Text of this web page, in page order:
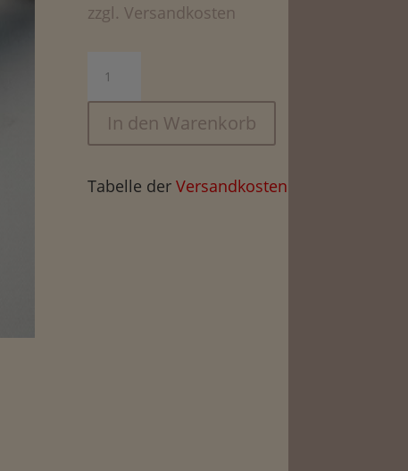
zzgl. Versandkosten
Esche
[FES]
In den Warenkorb
Tabelle derVersandkosten